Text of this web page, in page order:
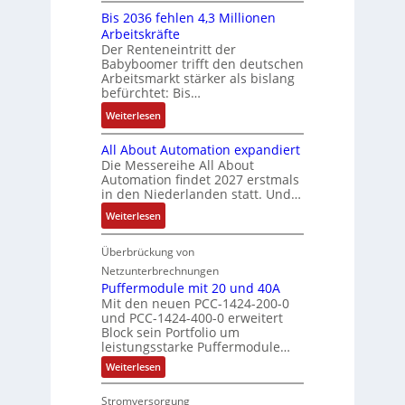
a
h
m
e
,
g
p
ä
g
t
d
u
r
a
s
A
u
s
l
s
t
e
m
e
h
r
e
r
z
u
m
V
o
r
s
t
a
d
d
e
s
V
D
M
A
E
r
g
e
b
n
i
s
s
e
b
e
s
t
ä
t
i
g
e
n
J
a
b
s
-
u
n
d
M
a
r
k
e
t
i
n
e
i
t
e
r
b
e
i
I
b
r
a
u
c
h
t
S
t
r
u
k
u
r
Bis 2036 fehlen 4,3 Millionen
Arbeitskräfte
Der Renteneintritt der
Babyboomer trifft den deutschen
Arbeitsmarkt stärker als bislang
befürchtet: Bis…
Weiterlesen:
B
i
s
2
0
3
6
f
e
h
l
e
n
4
,
All About Automation expandiert
Die Messereihe All About
Automation findet 2027 erstmals
in den Niederlanden statt. Und…
Weiterlesen:
A
l
l
A
b
o
u
t
A
u
Überbrückung von
Netzunterbrechnungen
Puffermodule mit 20 und 40A
Mit den neuen PCC-1424-200-0
und PCC-1424-400-0 erweitert
Block sein Portfolio um
leistungsstarke Puffermodule…
Weiterlesen:
P
Stromversorgung